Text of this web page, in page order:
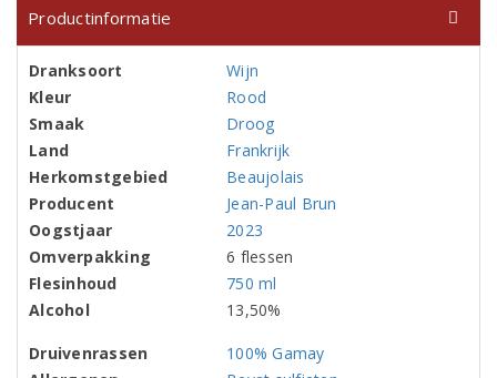
Productinformatie
Dranksoort
Wijn
Kleur
Rood
Smaak
Droog
Land
Frankrijk
Herkomstgebied
Beaujolais
Producent
Jean-Paul Brun
Oogstjaar
2023
Omverpakking
6 flessen
Flesinhoud
750 ml
Alcohol
13,50%
Druivenrassen
100% Gamay